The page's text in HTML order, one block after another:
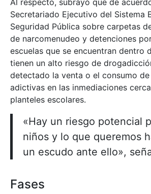
Secretariado Ejecutivo del Sistema
Seguridad Pública sobre carpetas
de narcomenudeo y detenciones
escuelas que se encuentran dentro
tienen un alto riesgo de
detectado la venta o el consumo
adictivas en las inmediaciones
planteles escolares.
«Hay un riesgo potencial
niños y lo que queremos
un escudo ante ello»,
Fases